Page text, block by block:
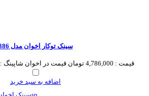
سینک توکار اخوان مدل 386
قیمت : 4,786,000 تومان قیمت در اخوان شاپینگ :
اضافه به سبد خرید